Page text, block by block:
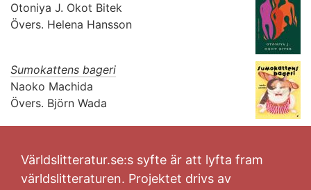
Otoniya J. Okot Bitek
Övers. Helena Hansson
Sumokattens bageri
Naoko Machida
Övers. Björn Wada
Världslitteratur.se:s syfte är att lyfta fram
världslitteraturen. Projektet drivs av